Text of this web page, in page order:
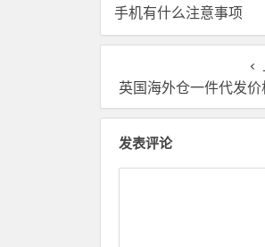
手机有什么注意事项
英国海外仓一件代发价格是
发表评论